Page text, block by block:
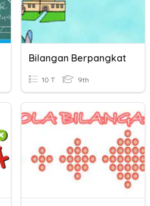
Bilangan Berpangkat
10 T 9th